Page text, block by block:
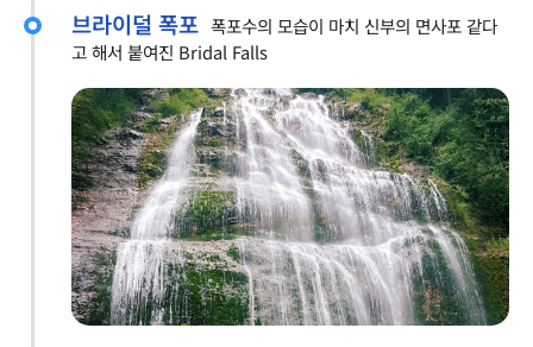
브라이덜 폭포 폭포수의 모습이 마치 신부의 면사포 같다
고 해서 붙여진 Bridal Falls